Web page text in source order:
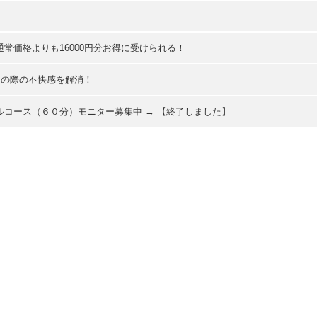
価格よりも16000円分お得に受けられる！
際の不快感を解消！
ース（６０分）モニター募集中 → 【終了しました】